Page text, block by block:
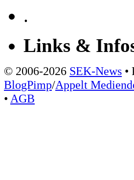
.
Links &
© 2006-2026 SEK-News •
BlogPimp/Appelt
• AGB